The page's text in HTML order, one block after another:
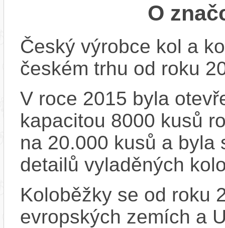
O
Český výrobce kol a
českém trhu od roku
V roce 2015 byla
kapacitou 8000 kusů
na 20.000 kusů a byla
detailů vyladěných
Koloběžky se od roku
evropských zemích a